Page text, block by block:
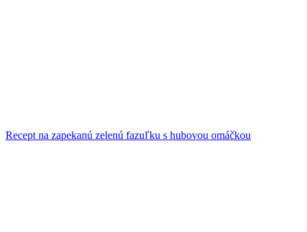
Recept na zapekanú zelenú fazuľku s hubovou omáčkou